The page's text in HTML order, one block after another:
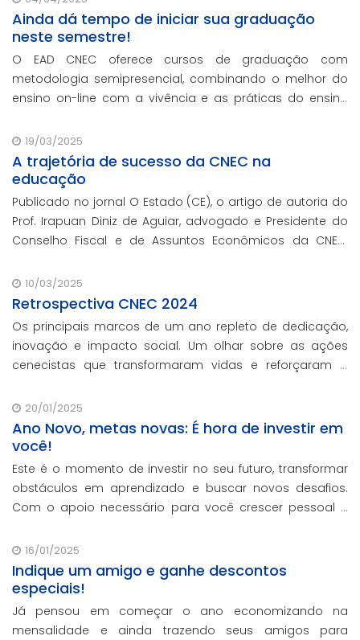
Ainda dá tempo de iniciar sua graduação
neste semestre!
O EAD CNEC oferece cursos de graduação com
metodologia semipresencial, combinando o melhor do
ensino on-line com a vivência e as práticas do ensino
19/03/2025
A trajetória de sucesso da CNEC na
educação
Publicado no jornal O Estado (CE), o artigo de autoria do
Prof. Irapuan Diniz de Aguiar, advogado e Presidente do
Conselho Fiscal e de Assuntos Econômicos da CNEC,
brasileira.
10/03/2025
Retrospectiva CNEC 2024
Os principais marcos de um ano repleto de dedicação,
inovação e impacto social. Um olhar sobre as ações
cenecistas que transformaram vidas e reforçaram o
20/01/2025
Ano Novo, metas novas: É hora de investir em
você!
Este é o momento de investir no seu futuro, transformar
obstáculos em aprendizado e buscar novos desafios.
Com o apoio necessário para você crescer pessoal e
transformar metas em conquistas reais.
16/01/2025
Indique um amigo e ganhe descontos
especiais!
Já pensou em começar o ano economizando na
mensalidade e ainda trazendo seus amigos para